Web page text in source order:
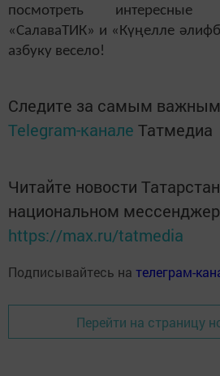
посмотреть
«СалаваТИК» и «Күңелле
азбуку весело!
Следите за самым
Telegram-канале Татмедиа
Читайте новости
национальном
https://max.ru/tatmedia
Подписывайтесь на телеграм-
Перейти на страницу